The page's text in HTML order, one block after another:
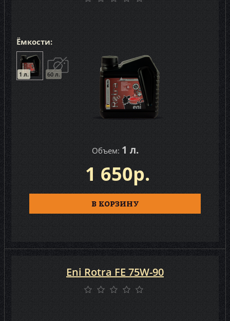
Toyota (20)
Valvoline (12)
Лукойл (8)
Ёмкости:
1 л. 60 л.
Объем: 1 л.
1 650р.
В КОРЗИНУ
Eni Rotra FE 75W-90